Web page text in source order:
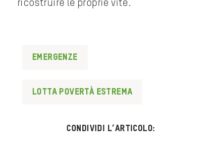
ricostruire le proprie vite.
Emergenze
lotta povertà estrema
Condividi l’articolo: